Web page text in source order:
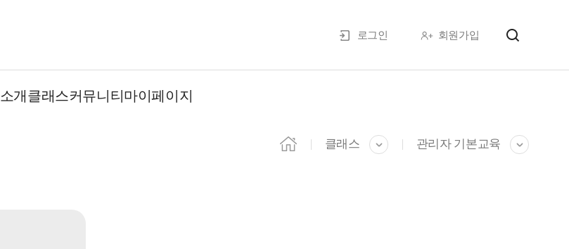
로그인 회원가입
소개클래스커뮤니티마이페이지
클래스 관리자 기본교육